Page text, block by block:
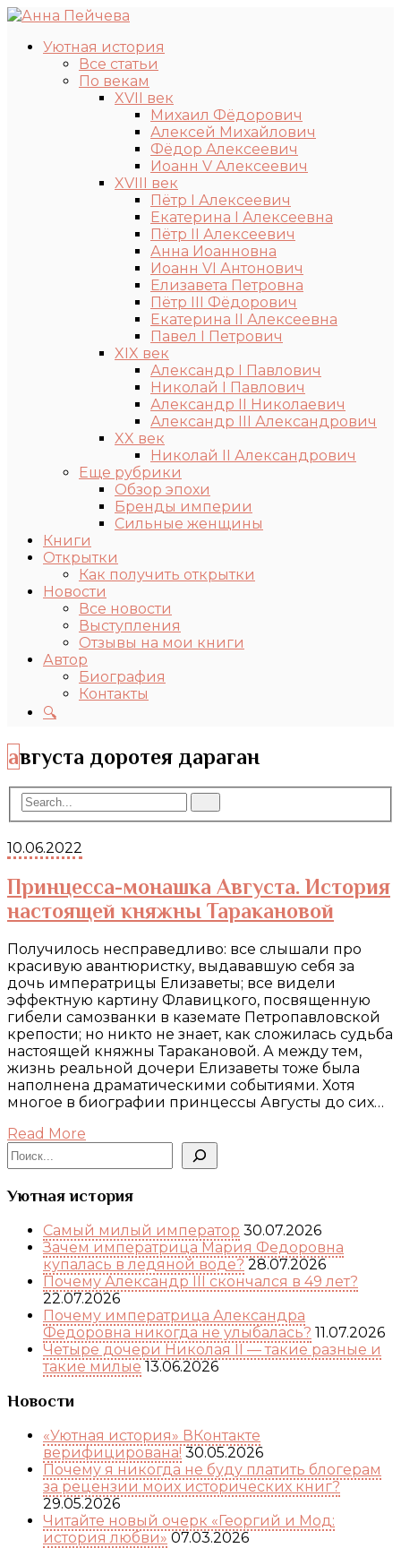
Уютная история
Все статьи
По векам
XVII век
Михаил Фёдорович
Алексей Михайлович
Фёдор Алексеевич
Иоанн V Алексеевич
XVIII век
Пётр I Алексеевич
Екатерина I Алексеевна
Пётр II Алексеевич
Анна Иоанновна
Иоанн VI Антонович
Елизавета Петровна
Пётр III Фёдорович
Екатерина II Алексеевна
Павел I Петрович
XIX век
Александр I Павлович
Николай I Павлович
Александр II Николаевич
Александр III Александрович
XX век
Николай II Александрович
Еще рубрики
Обзор эпохи
Бренды империи
Сильные женщины
Книги
Открытки
Как получить открытки
Новости
Все новости
Выступления
Отзывы на мои книги
Автор
Биография
Контакты
🔍
августа доротея дараган
10.06.2022
Принцесса-монашка Августа. История
настоящей княжны Таракановой
Получилось несправедливо: все слышали про
красивую авантюристку, выдававшую себя за
дочь императрицы Елизаветы; все видели
эффектную картину Флавицкого, посвященную
гибели самозванки в каземате Петропавловской
крепости; но никто не знает, как сложилась судьба
настоящей княжны Таракановой. А между тем,
жизнь реальной дочери Елизаветы тоже была
наполнена драматическими событиями. Хотя
многое в биографии принцессы Августы до сих…
Read More
Поиск
Уютная история
Самый милый император 30.07.2026
Зачем императрица Мария Федоровна
купалась в ледяной воде? 28.07.2026
Почему Александр III скончался в 49 лет?
22.07.2026
Почему императрица Александра
Федоровна никогда не улыбалась? 11.07.2026
Четыре дочери Николая II — такие разные и
такие милые 13.06.2026
Новости
«Уютная история» ВКонтакте
верифицирована! 30.05.2026
Почему я никогда не буду платить блогерам
за рецензии моих исторических книг?
29.05.2026
Читайте новый очерк «Георгий и Мод:
история любви» 07.03.2026